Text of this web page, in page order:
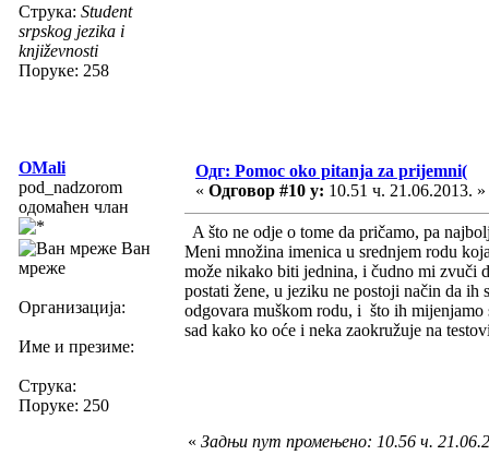
Струка: Student
srpskog jezika i
književnosti
Поруке: 258
OMali
pod_nadzorom
одомаћен члан
Ван
мреже
Организација:
Име и презиме:
Струка:
Поруке: 250
Одг: Pomoc oko pitanja za prijemni(
« Одговор #10 у: 10.51 ч. 21.06.2013. »
A što ne odje o tome da pričamo, pa
Meni množina imenica u srednjem rodu
može nikako biti jednina, i čudno mi zvuči
postati žene, u jeziku ne postoji način da
odgovara muškom rodu, i što ih
sad kako ko oće i neka zaokružuje na
« Задњи пут промењено: 10.56 ч.